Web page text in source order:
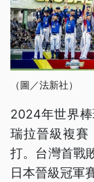
（圖／法新社）
2024年世界
瑞拉晉級複賽
打。台灣首戰
日本晉級冠軍賽